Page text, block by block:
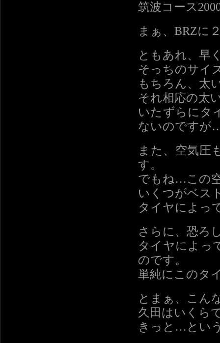
筑波コース
まぁ、BRZに
ともあれ、早
そっちのサイ
もちろん、太
それ相応の太
いたずらにタ
ないのですが
また、空気圧
す。
でもね…この
いくつがベス
タイヤによっ
さらに、恐ろ
タイヤによっ
のです。
単純にこのタ
とまぁ、こん
久田はいくら
きっと…とい